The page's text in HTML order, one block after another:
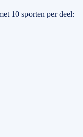
10 sporten per deel: